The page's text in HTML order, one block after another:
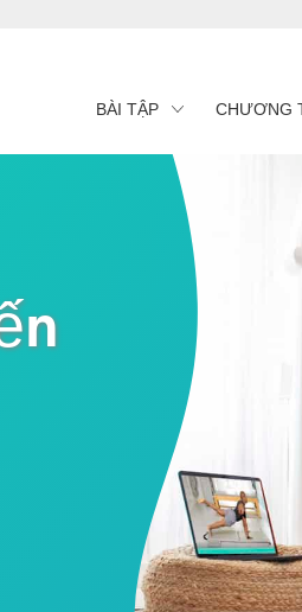
BÀI TẬP CHƯƠNG